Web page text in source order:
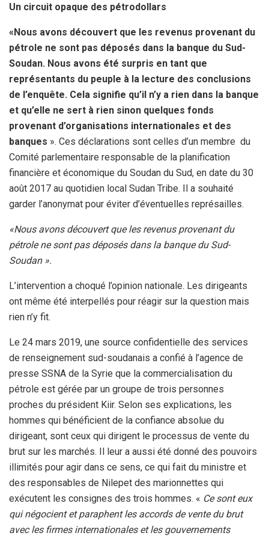
Un circuit opaque des pétrodollars
«Nous avons découvert que les revenus provenant du
pétrole ne sont pas déposés dans la banque du Sud-
Soudan. Nous avons été surpris en tant que
représentants du peuple à la lecture des conclusions
de l’enquête. Cela signifie qu’il n’y a rien dans la banque
et qu’elle ne sert à rien sinon quelques fonds
provenant d’organisations internationales et des
banques ». Ces déclarations sont celles d’un membre du
Comité parlementaire responsable de la planification
financière et économique du Soudan du Sud, en date du 30
août 2017 au quotidien local Sudan Tribe. Il a souhaité
garder l’anonymat pour éviter d’éventuelles représailles.
«Nous avons découvert que les revenus provenant du
pétrole ne sont pas déposés dans la banque du Sud-
Soudan ».
L’intervention a choqué l’opinion nationale. Les dirigeants
ont même été interpellés pour réagir sur la question mais
rien n’y fit.
Le 24 mars 2019, une source confidentielle des services
de renseignement sud-soudanais a confié à l’agence de
presse SSNA de la Syrie que la commercialisation du
pétrole est gérée par un groupe de trois personnes
proches du président Kiir. Selon ses explications, les
hommes qui bénéficient de la confiance absolue du
dirigeant, sont ceux qui dirigent le processus de vente du
brut sur les marchés. Il leur a aussi été donné des pouvoirs
illimités pour agir dans ce sens, ce qui fait du ministre et
des responsables de Nilepet des marionnettes qui
exécutent les consignes des trois hommes. « Ce sont eux
qui négocient et paraphent les accords de vente du brut
avec les firmes internationales et les gouvernements